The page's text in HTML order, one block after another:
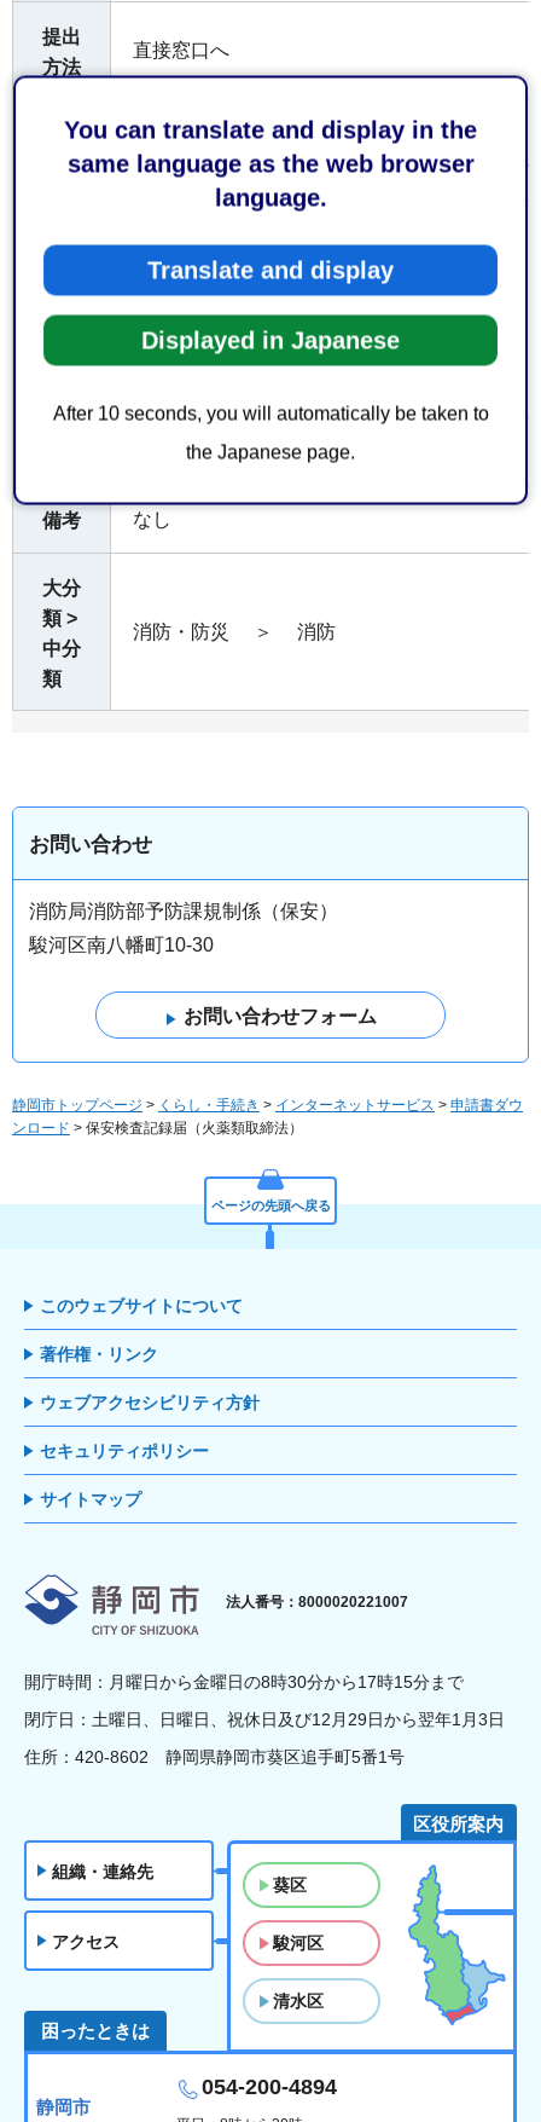
You can translate and display in the
same language as the web browser
language.
Translate and display
Displayed in Japanese
After 10 seconds, you will automatically be taken to
the Japanese page.
提出
方法
直接窓口へ
受付
窓口
静岡市消防局 予防課 保安係
〒422-8074静岡市駿河区南八幡町10番30
てい
ただ
くも
備考 なし
大分
類 >
中分
類
消防・防災 ＞ 消防
お問い合わせ
消防局消防部予防課規制係（保安）
駿河区南八幡町10-30
静岡市トップページ > くらし・手続き > インターネットサービス > 申請書ダウ
ンロード > 保安検査記録届（火薬類取締法）
ページの先頭へ戻る
このウェブサイトについて
著作権・リンク
ウェブアクセシビリティ方針
セキュリティポリシー
サイトマップ
静岡市
法人番号：8000020221007
開庁時間：月曜日から金曜日の8時30分から17時15分まで
閉庁日：土曜日、日曜日、祝休日及び12月29日から翌年1月3日
住所：420-8602 静岡県静岡市葵区追手町5番1号
組織・連絡先
アクセス
区役所案内
葵区
駿河区
清水区
困ったときは
静岡市
054-200-4894